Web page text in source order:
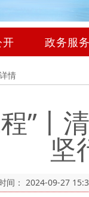
政务服
情
”丨
坚
间： 2024-09-27